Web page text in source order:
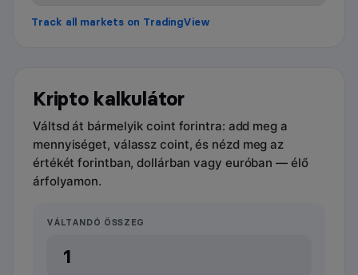
Track all markets on TradingView
Kripto kalkulátor
Váltsd át bármelyik coint forintra: add meg a
mennyiséget, válassz coint, és nézd meg az
értékét forintban, dollárban vagy euróban — élő
árfolyamon.
VÁLTANDÓ ÖSSZEG